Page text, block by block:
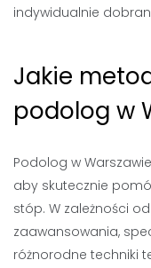
indywidualnie
Jakie
podolog w
Podolog w
aby skutecznie
stóp. W zależności
zaawansowania,
różnorodne techniki